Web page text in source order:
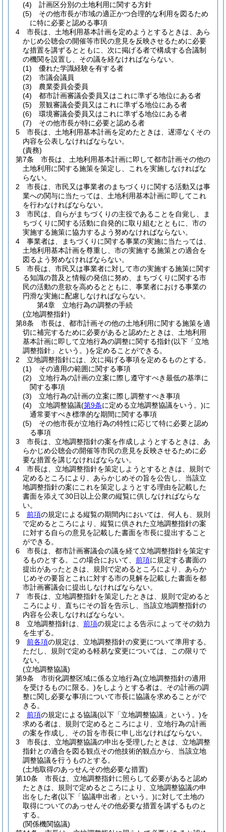
(4)
計画区分別の土地利用に関する方針
(5)
その他市長が市域の適正かつ合理的な利用を図るため
に特に必要と認める事項
4
市長は、土地利用基本計画を定めようとするときは、あら
かじめ公聴会の開催等市民の意見を反映させるために必要
な措置を講ずるとともに、次に掲げる者で構成する合議制
の機関を設置し、その議を経なければならない。
(1)
優れた学識経験を有する者
(2)
市議会議員
(3)
農業委員会委員
(4)
都市計画審議会委員又はこれに準ずる地位にある者
(5)
景観審議会委員又はこれに準ずる地位にある者
(6)
環境審議会委員又はこれに準ずる地位にある者
(7)
その他市長が特に必要と認める者
5
市長は、土地利用基本計画を定めたときは、遅滞なくその
内容を公表しなければならない。
(責務)
第7条
市長は、土地利用基本計画に即して都市計画その他の
土地利用に関する施策を策定し、これを実施しなければな
らない。
2
市長は、市民又は事業者のまちづくりに関する活動又は事
業への関与に当たっては、土地利用基本計画に即してこれ
を行わなければならない。
3
市民は、自らがまちづくりの主役であることを自覚し、ま
ちづくりに関する活動に自発的に取り組むとともに、市の
実施する施策に協力するよう努めなければならない。
4
事業者は、まちづくりに関する事業の実施に当たっては、
土地利用基本計画を尊重し、市の実施する施策との適合を
図るよう努めなければならない。
5
市長は、市民又は事業者に対して市の実施する施策に関す
る知識の普及と情報の発信に努め、まちづくりに関する市
民の活動の意欲を高めるとともに、事業者における事業の
円滑な実施に配慮しなければならない。
第4章
立地行為の調整の手続
(立地調整指針)
第8条
市長は、都市計画その他の土地利用に関する施策を適
切に補完するために必要があると認めたときは、土地利用
基本計画に即して立地行為の調整に関する指針(以下「立地
調整指針」という。)を定めることができる。
2
立地調整指針には、次に掲げる事項を定めるものとする。
(1)
その適用の範囲に関する事項
(2)
立地行為の計画の立案に際し遵守すべき最低の基準に
関する事項
(3)
立地行為の計画の立案に際し調整すべき事項
(4)
立地調整協議(第9条に定める立地調整協議をいう。)に
通常要すべき標準的な期間に関する事項
(5)
その他市長が立地行為の特性に応じて特に必要と認め
る事項
3
市長は、立地調整指針の案を作成しようとするときは、あ
らかじめ公聴会の開催等市民の意見を反映させるために必
要な措置を講じなければならない。
4
市長は、立地調整指針を策定しようとするときは、規則で
定めるところにより、あらかじめその旨を公告し、当該立
地調整指針の案にこれを策定しようとする理由を記載した
書面を添えて30日以上公衆の縦覧に供しなければならな
い。
5
前項の規定による縦覧の期間内においては、何人も、規則
で定めるところにより、縦覧に供された立地調整指針の案
に対する自らの意見を記載した書面を市長に提出すること
ができる。
6
市長は、都市計画審議会の議を経て立地調整指針を策定す
るものとする。
この場合において、 前項に規定する書面の
提出があったときは、規則で定めるところにより、あらか
じめその要旨とこれに対する市の見解を記載した書面を都
市計画審議会に提出しなければならない。
7
市長は、立地調整指針を策定したときは、規則で定めると
ころにより、直ちにその旨を告示し、当該立地調整指針の
内容を公表しなければならない。
8
立地調整指針は、 前項の規定による告示によってその効力
を生ずる。
9
前各項の規定は、立地調整指針の変更について準用する。
ただし、規則で定める軽易な変更については、この限りで
ない。
(立地調整協議)
第9条
市街化調整区域に係る立地行為(立地調整指針の適用
を受けるものに限る。)をしようとする者は、その計画の調
整に関し必要な事項について市長に協議を求めることがで
きる。
2
前項の規定による協議(以下「立地調整協議」という。)を
求める者は、規則で定めるところにより、立地行為の計画
の案を作成し、その旨を市長に申し出なければならない。
3
市長は、立地調整協議の申出を受理したときは、立地調整
指針との適合を図る観点その他技術的観点から、当該立地
調整協議を行うものとする。
(土地取得のあっせんその他必要な措置)
第10条
市長は、立地調整指針に照らして必要があると認め
たときは、規則で定めるところにより、立地調整協議の申
出をした者(以下「協議申出者」という。)に対して土地の
取得についてのあっせんその他必要な措置を講ずるものと
する。
(関係機関協議)